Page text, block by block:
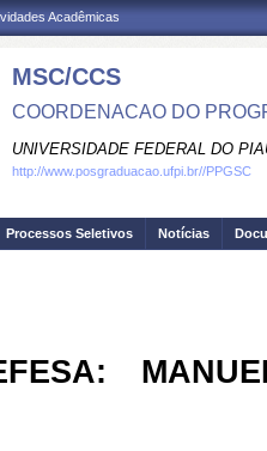
Acadêmicas
MSC/CCS
COORDENACAO DO
UNIVERSIDADE FEDERAL DO
http://www.posgraduacao.ufpi.br//PPGSC
Processos Seletivos Notícias